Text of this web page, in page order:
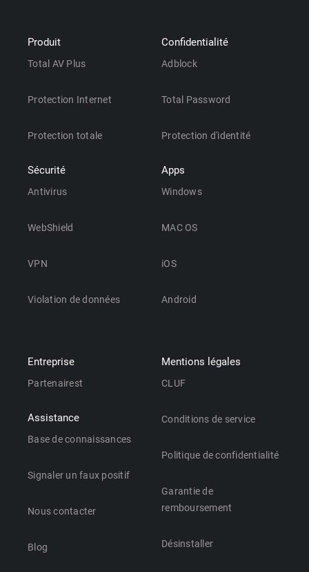
Produit
Total AV Plus
Protection Internet
Protection totale
Sécurité
Antivirus
WebShield
VPN
Violation de données
Confidentialité
Adblock
Total Password
Protection d'identité
Apps
Windows
MAC OS
iOS
Android
Entreprise
Partenairest
Assistance
Base de connaissances
Signaler un faux positif
Nous contacter
Blog
Mentions légales
CLUF
Conditions de service
Politique de confidentialité
Garantie de
remboursement
Désinstaller